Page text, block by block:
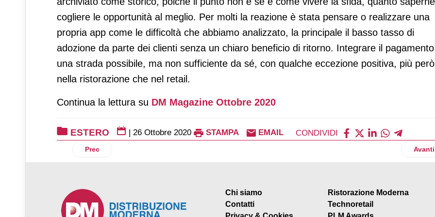
cogliere le opportunità al meglio. Per molti la reazione è stata pensare o realizzare una
propria app come le difficoltà che abbiamo analizzato, la principale il basso tasso di
adozione da parte dei clienti senza un chiaro beneficio di ritorno. Integrare il pagamento
una strada possibile, ma non sufficiente da sé, con qualche eccezione positiva, più però
nella ristorazione che nel retail.
Continua la lettura su DM Magazine Ottobre 2020
ESTERO | 26 Ottobre 2020 STAMPA EMAIL CONDIVIDI
Articolo precedente: Decathlon.be diventa un marketplace
Prec Avanti
Chi siamo
Contatti
Ristorazione Moderna
Technoretail